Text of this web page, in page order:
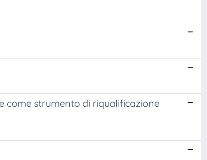
come strumento di riqualificazione